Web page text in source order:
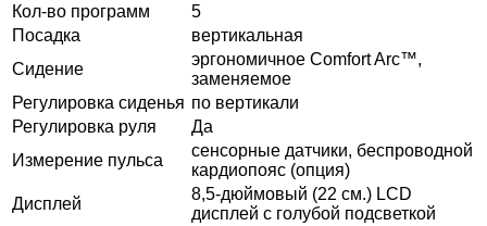
Кол-во программ
5
Посадка
вертикальная
Сидение
эргономичное Comfort Arc™,
заменяемое
Регулировка сиденья по вертикали
Регулировка руля
Да
Измерение пульса
сенсорные датчики, беспроводной
кардиопояс (опция)
Дисплей
8,5-дюймовый (22 см.) LCD
дисплей с голубой подсветкой